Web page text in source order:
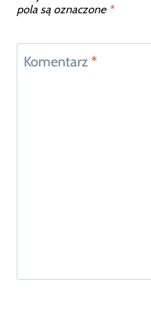
pola są oznaczone *
Komentarz *